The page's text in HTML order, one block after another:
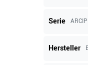
Serie
Hersteller